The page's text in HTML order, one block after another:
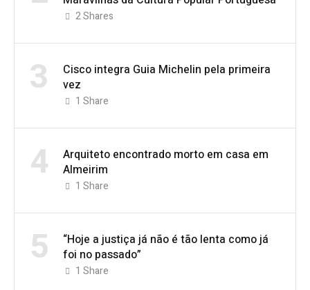
2Shares
3
Cisco integra Guia Michelin pela primeira
vez
1 Share
4
Arquiteto encontrado morto em casa em
Almeirim
1 Share
5
“Hoje a justiça já não é tão lenta como já
foi no passado”
1 Share